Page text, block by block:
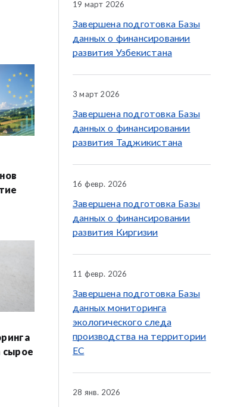
сырое
19 март 2026
Завершена подготовка Базы
данных о финансировании
развития Узбекистана
3 март 2026
Завершена подготовка Базы
данных о финансировании
развития Таджикистана
16 февр. 2026
Завершена подготовка Базы
данных о финансировании
развития Киргизии
11 февр. 2026
Завершена подготовка Базы
данных мониторинга
экологического следа
производства на территории
ЕС
28 янв. 2026